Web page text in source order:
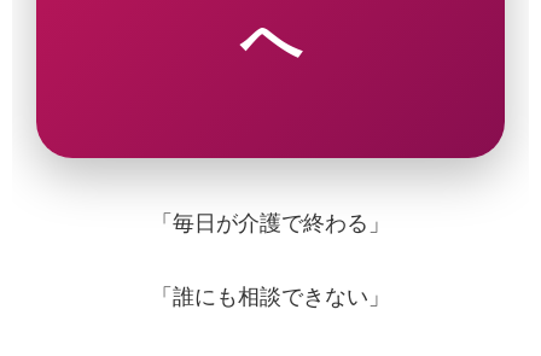
へ
「毎日が介護で終わる」
「誰にも相談できない」